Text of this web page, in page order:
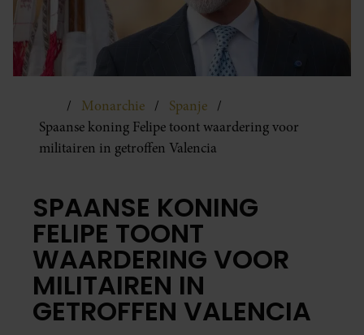
Monarchie
Spanje
Spaanse koning Felipe toont waardering voor
militairen in getroffen Valencia
SPAANSE KONING
FELIPE TOONT
WAARDERING VOOR
MILITAIREN IN
GETROFFEN VALENCIA